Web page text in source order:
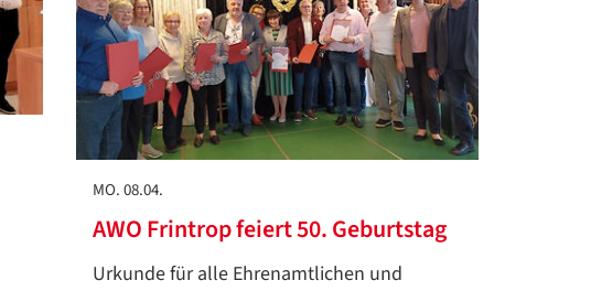
MO. 08.04.
AWO Frintrop feiert 50. Geburtstag
Urkunde für alle Ehrenamtlichen und